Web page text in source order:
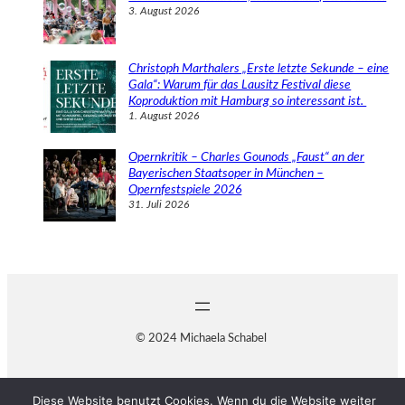
3. August 2026
Christoph Marthalers „Erste letzte Sekunde – eine
Gala“: Warum für das Lausitz Festival diese
Koproduktion mit Hamburg so interessant ist.
1. August 2026
Opernkritik – Charles Gounods „Faust“ an der
Bayerischen Staatsoper in München –
Opernfestspiele 2026
31. Juli 2026
© 2024 Michaela Schabel
Diese Website benutzt Cookies. Wenn du die Website weiter